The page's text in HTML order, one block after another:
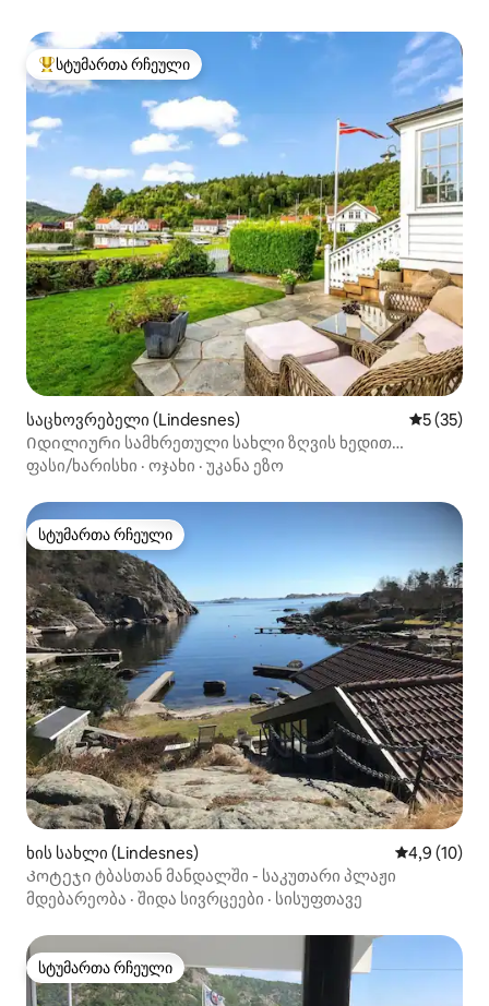
სტუმართა რჩეული მოწინავე ვარიანტი
სტუმართა რჩეული
საცხოვრებელი (Lindesnes) საშუალო
5 (35)
Იდილიური სამხრეთული სახლი ზღვის ხედით
ლინდესში
ფასი/ხარისხი · ოჯახი · უკანა ეზო
სტუმართა რჩეული
სტუმართა რჩეული
ხის სახლი (Lindesnes) საშუალო
4,9 (10)
Კოტეჯი ტბასთან მანდალში - საკუთარი პლაჟი
მდებარეობა · შიდა სივრცეები · სისუფთავე
სტუმართა რჩეული
სტუმართა რჩეული